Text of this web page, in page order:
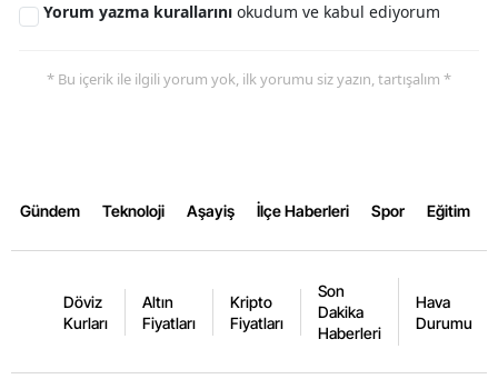
Yorum yazma kurallarını okudum ve kabul ediyorum
* Bu içerik ile ilgili yorum yok, ilk yorumu siz yazın, tartışalım *
Gündem Teknoloji Aşayiş İlçe Haberleri Spor Eğitim
Döviz
Kurları
Altın
Fiyatları
Kripto
Fiyatları
Son
Dakika
Haberleri
Hava
Durumu